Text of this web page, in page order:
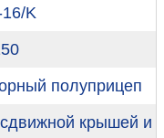
K
полуприцеп
крышей и